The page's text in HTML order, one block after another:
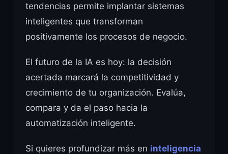
tendencias permite implantar sistemas
inteligentes que transforman
positivamente los procesos de negocio.
El futuro de la IA es hoy: la decisión
acertada marcará la competitividad y
crecimiento de tu organización. Evalúa,
compara y da el paso hacia la
automatización inteligente.
Si quieres profundizar más en inteligencia